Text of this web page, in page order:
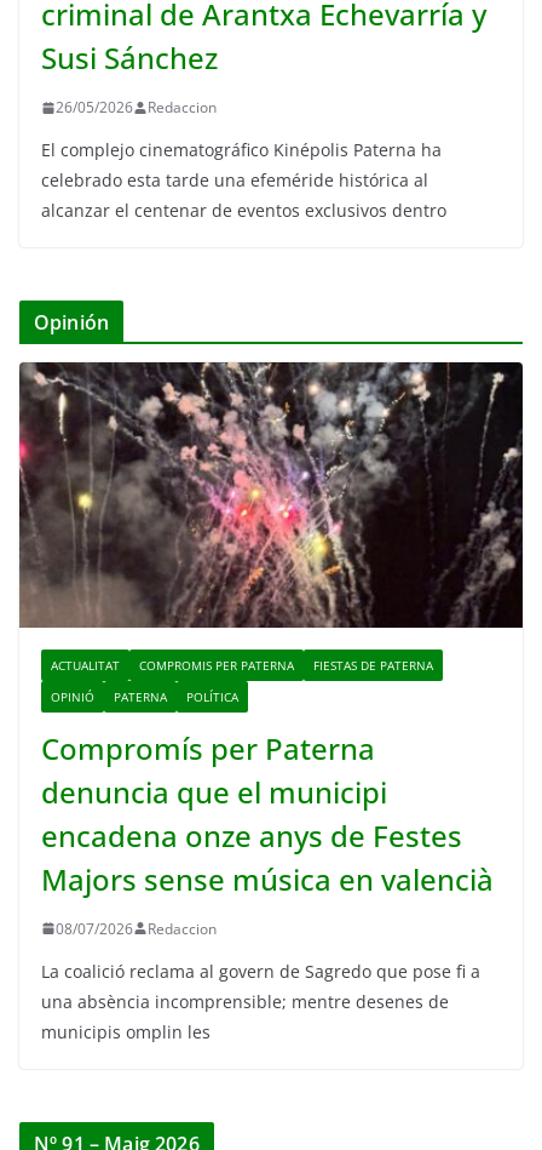
criminal de Arantxa Echevarría y
Susi Sánchez
26/05/2026 Redaccion
El complejo cinematográfico Kinépolis Paterna ha
celebrado esta tarde una efeméride histórica al
alcanzar el centenar de eventos exclusivos dentro
Opinión
ACTUALITAT COMPROMIS PER PATERNA
FIESTAS DE PATERNA
OPINIÓ
PATERNA POLÍTICA
Compromís per Paterna
denuncia que el municipi
encadena onze anys de Festes
Majors sense música en valencià
08/07/2026 Redaccion
La coalició reclama al govern de Sagredo que pose fi a
una absència incomprensible; mentre desenes de
municipis omplin les
Nº 91 – Maig 2026